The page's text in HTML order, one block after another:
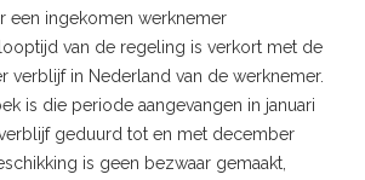
een ingekomen werknemer
van de regeling is verkort met de
verblijf in Nederland van de werknemer.
is die periode aangevangen in januari
geduurd tot en met december
is geen bezwaar gemaakt,